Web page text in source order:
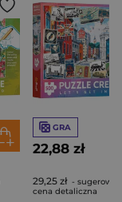
GRA
22,88 zł
29,25 zł -
cena detaliczna